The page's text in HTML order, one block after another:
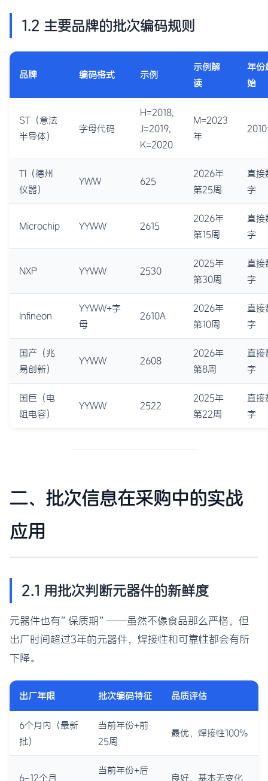
1.2 主要品牌的批次编码规则
品牌 编码格式 示例
示例解
读
年份
始
ST（意法
半导体）
字母代码
H=2018,
J=2019,
K=2020
M=2023
年
TI（德州
仪器）
YWW 625
2026年
第25周
直接
字
Microchip YYWW 2615
2026年
第15周
直接
字
NXP YYWW 2530
2025年
第30周
直接
字
Infineon
YYWW+字
母
2610A
2026年
第10周
直接
字
国产（兆
易创新）
YYWW 2608
2026年
第8周
直接
字
国巨（电
阻电容）
YYWW 2522
2025年
第22周
直接
字
二、批次信息在采购中的实战
应用
2.1 用批次判断元器件的新鲜度
元器件也有”保质期”——虽然不像食品那么严格，但
出厂时间超过3年的元器件，焊接性和可靠性都会有所
下降。
出厂年限 批次编码特征 品质评估
6个月内（最新
批）
当前年份+前
25周
最优，焊接性100%
6-12个月
当前年份+后
良好，基本无变化